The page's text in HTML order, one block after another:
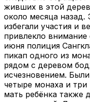
живших в этой
около месяца
избегали участия и
привлекло внимание
июня полиция
пикап одного из
рядом с деревом
исчезновением.
четыре монаха и
мать ребёнка также